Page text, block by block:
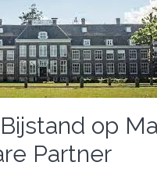
op
Partner